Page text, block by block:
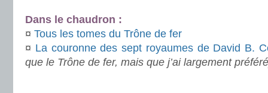
Dans le chaudron :
¤ Tous les tomes du Trône de fer
¤ La couronne des sept royaumes de David B.
que le Trône de fer, mais que j’ai largement